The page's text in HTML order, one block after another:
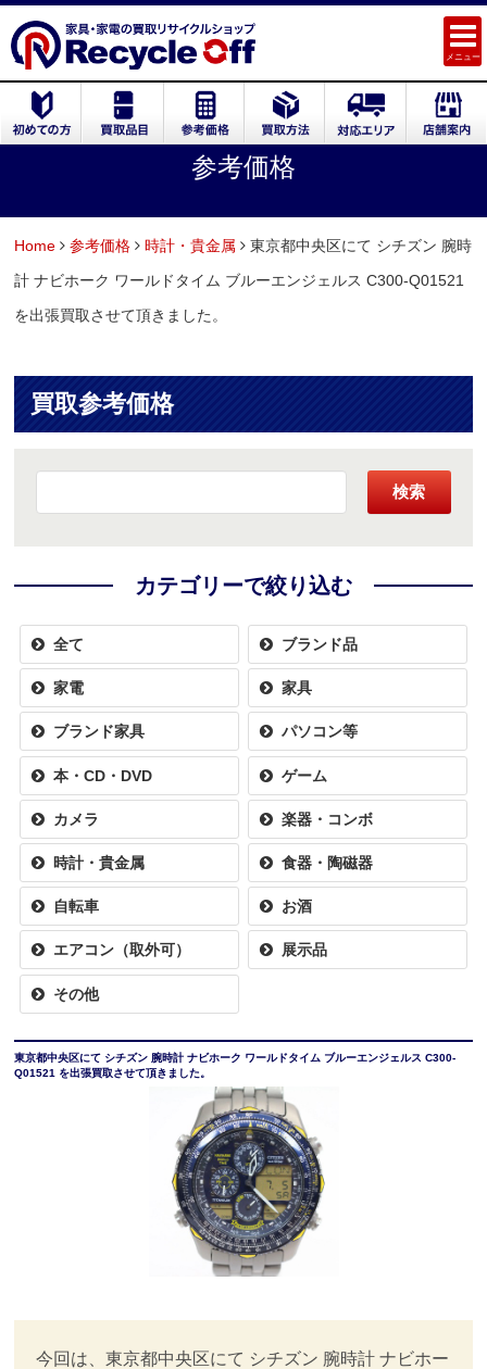
メニュー
参考価格
Home 参考価格 時計・貴金属
東京都中央区にて シチズン 腕時
計 ナビホーク ワールドタイム ブルーエンジェルス C300-Q01521
を出張買取させて頂きました。
買取参考価格
検索
カテゴリーで絞り込む
全て ブランド品
家電 家具
ブランド家具 パソコン等
本・CD・DVD ゲーム
カメラ 楽器・コンボ
時計・貴金属 食器・陶磁器
自転車 お酒
エアコン（取外可） 展示品
その他
東京都中央区にて シチズン 腕時計 ナビホーク ワールドタイム ブルーエンジェルス C300-
Q01521 を出張買取させて頂きました。
今回は、東京都中央区にて シチズン 腕時計 ナビホー